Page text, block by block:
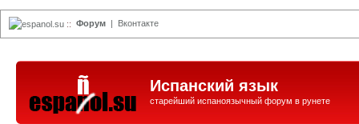
espanol.su :: Форум | Вконтакте
Испанский язык
старейший испаноязычный форум в рунете